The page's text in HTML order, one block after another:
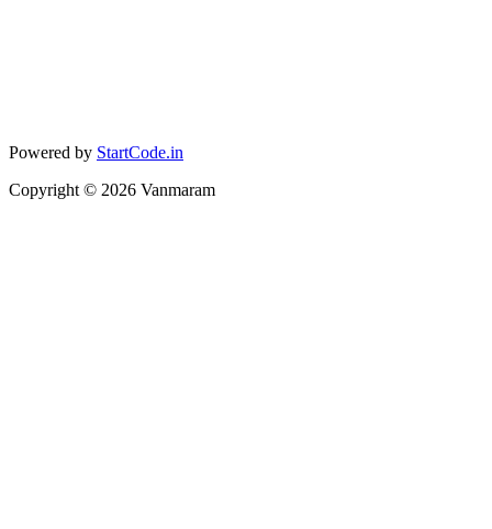
Powered by StartCode.in
Copyright © 2026 Vanmaram